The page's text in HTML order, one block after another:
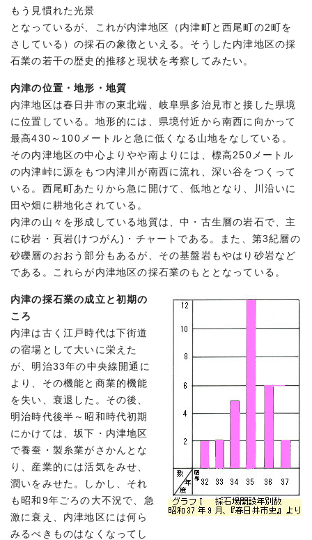
もう見慣れた光景
となっているが、これが内津地区（内津町と西尾町の2町を
さしている）の採石の象徴といえる。そうした内津地区の採
石業の若干の歴史的推移と現状を考察してみたい。
内津の位置・地形・地質
内津地区は春日井市の東北端、岐阜県多治見市と接した県境
に位置している。地形的には、県境付近から南西に向かって
最高430～100メートルと急に低くなる山地をなしている。
その内津地区の中心よりやや南よりには、標高250メートル
の内津峠に源をもつ内津川が南西に流れ、深い谷をつくって
いる。西尾町あたりから急に開けて、低地となり、川沿いに
田や畑に耕地化されている。
内津の山々を形成している地質は、中・古生層の岩石で、主
に砂岩・頁岩(けつがん)・チャートである。また、第3紀層の
砂礫層のおおう部分もあるが、その基盤岩もやはり砂岩など
である。これらが内津地区の採石業のもととなっている。
内津の採石業の成立と初期の
ころ
内津は古く江戸時代は下街道
の宿場として大いに栄えた
が、明治33年の中央線開通に
より、その機能と商業的機能
を失い、衰退した。その後、
明治時代後半～昭和時代初期
にかけては、坂下・内津地区
で養蚕・製糸業がさかんとな
り、産業的には活気をみせ、
潤いをみせた。しかし、それ
も昭和9年ごろの大不況で、急
激に衰え、内津地区には何ら
みるべきものはなくなってし